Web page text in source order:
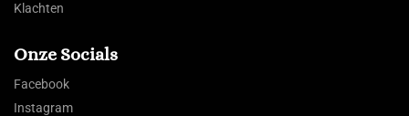
Klachten
Onze Socials
Facebook
Instagram